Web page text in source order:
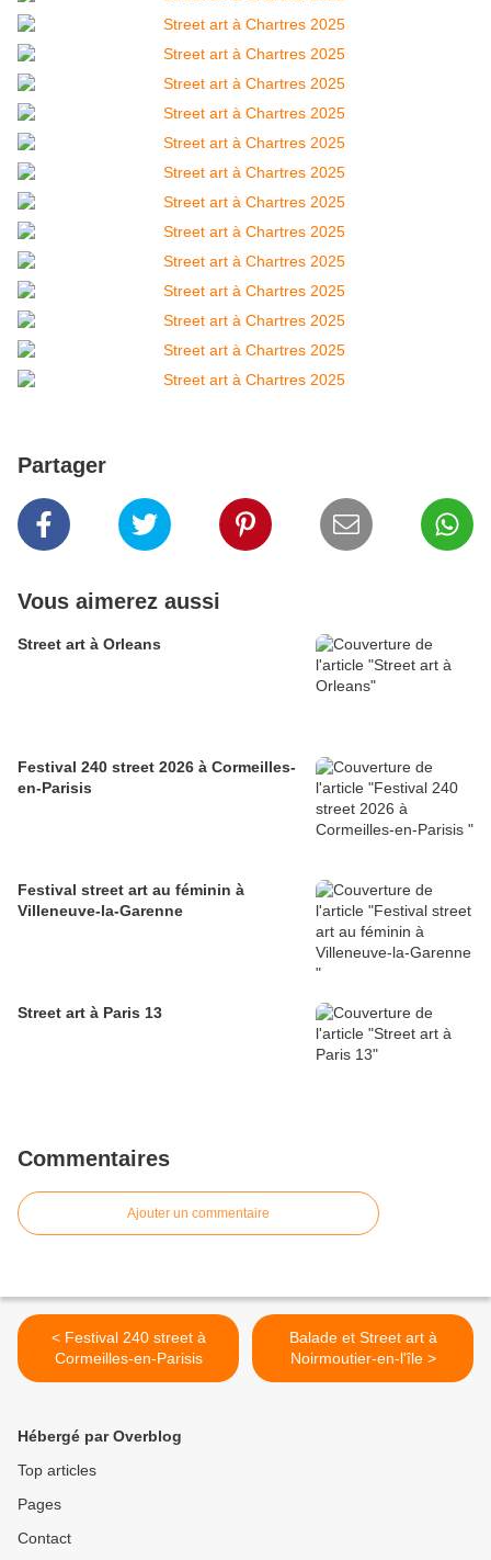
Partager
Vous aimerez aussi
Street art à Orleans
Festival 240 street 2026 à Cormeilles-
en-Parisis
Festival street art au féminin à
Villeneuve-la-Garenne
Street art à Paris 13
Commentaires
Ajouter un commentaire
< Festival 240 street à
Cormeilles-en-Parisis
Balade et Street art à
Noirmoutier-en-l'île >
Hébergé par Overblog
Top articles
Pages
Contact